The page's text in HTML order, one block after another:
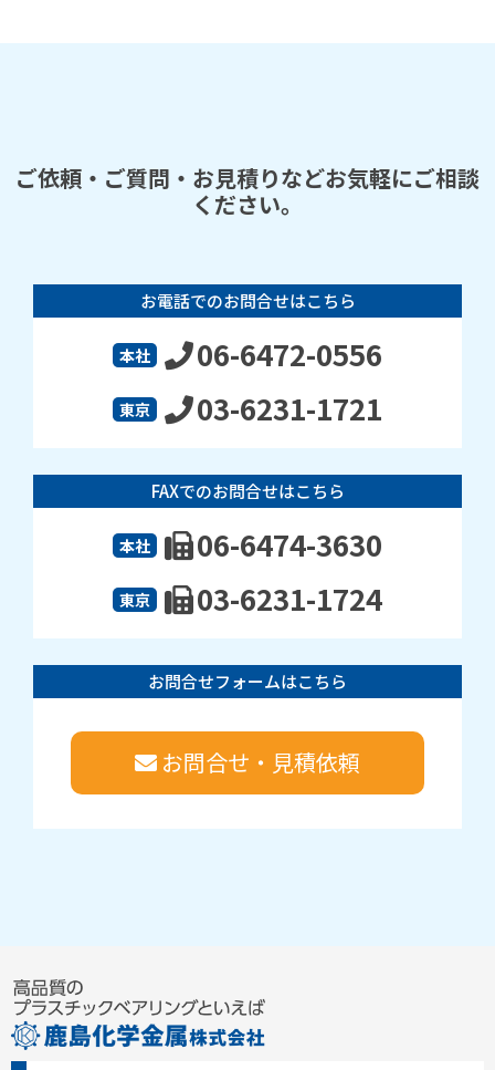
ご依頼・ご質問・お見積りなどお気軽にご相談
ください。
お電話でのお問合せはこちら
本社 06-6472-0556
東京 03-6231-1721
FAXでのお問合せはこちら
本社 06-6474-3630
東京 03-6231-1724
お問合せフォームはこちら
お問合せ・見積依頼